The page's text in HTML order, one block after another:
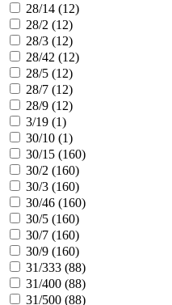
28/14 (12)
28/2 (12)
28/3 (12)
28/42 (12)
28/5 (12)
28/7 (12)
28/9 (12)
3/19 (1)
30/10 (1)
30/15 (160)
30/2 (160)
30/3 (160)
30/46 (160)
30/5 (160)
30/7 (160)
30/9 (160)
31/333 (88)
31/400 (88)
31/500 (88)